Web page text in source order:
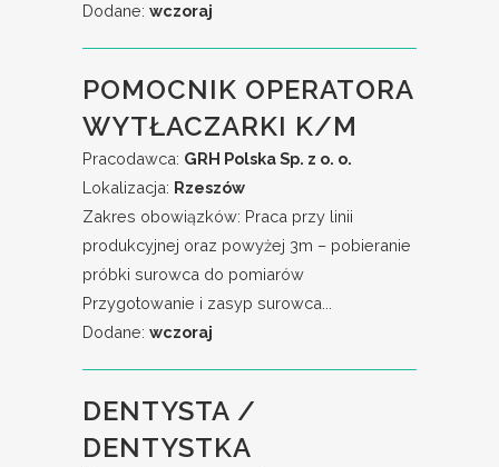
Dodane: wczoraj
POMOCNIK OPERATORA
WYTŁACZARKI K/M
Pracodawca: GRH Polska Sp. z o. o.
Lokalizacja: Rzeszów
Zakres obowiązków: Praca przy linii
produkcyjnej oraz powyżej 3m – pobieranie
próbki surowca do pomiarów
Przygotowanie i zasyp surowca...
Dodane: wczoraj
DENTYSTA /
DENTYSTKA